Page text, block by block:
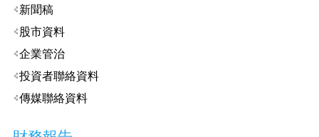
新聞稿
股市資料
企業管治
投資者聯絡資料
傳媒聯絡資料